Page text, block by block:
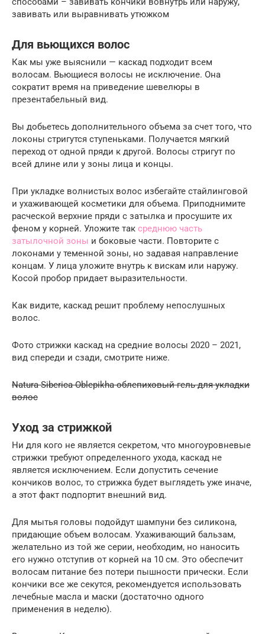
завивать или выравнивать утюжком
Для вьющихся волос
Как мы уже выяснили — каскад подходит всем
волосам. Вьющиеся волосы не исключение. Она
сократит время на приведение шевелюры в
презентабельный вид.
Вы добьетесь дополнительного объема за счет того, что
локоны стригутся ступеньками. Получается мягкий
переход от одной пряди к другой. Волосы стригут по
всей длине или у зоны лица и концы.
При укладке волнистых волос избегайте стайлинговой
и ухаживающей косметики для объема. Приподнимите
расческой верхние пряди с затылка и просушите их
феном у корней. Уложите так среднюю часть
затылочной зоны и боковые части. Повторите с
локонами у теменной зоны, но задавая направление
концам. У лица уложите внутрь к вискам или наружу.
Косой пробор придает выразительности.
Как видите, каскад решит проблему непослушных
волос.
Фото стрижки каскад на средние волосы 2020 – 2021,
вид спереди и сзади, смотрите ниже.
Natura Siberica Oblepikha облепиховый гель для укладки
волос
Уход за стрижкой
Ни для кого не является секретом, что многоуровневые
стрижки требуют определенного ухода, каскад не
является исключением. Если допустить сечение
кончиков волос, то стрижка будет выглядеть уже иначе,
а этот факт подпортит внешний вид.
Для мытья головы подойдут шампуни без силикона,
придающие объем волосам. Ухаживающий бальзам,
желательно из той же серии, необходим, но наносить
его нужно отступив от корней на 10 см. Это обеспечит
волосам питание без потери пышности прически. Если
кончики все же секутся, рекомендуется использовать
лечебные масла и маски (достаточно одного
применения в неделю).